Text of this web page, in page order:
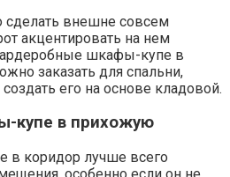
внешне совсем
акцентировать на нем
шкафы-купе в
заказать для спальни,
его на основе кладовой.
купе в прихожую
в коридор лучше всего